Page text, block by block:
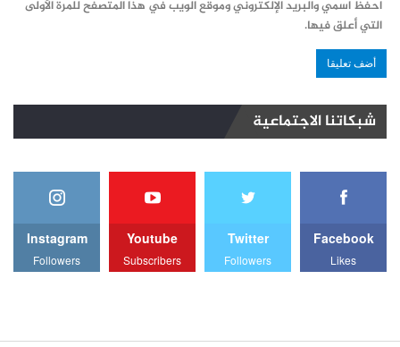
احفظ اسمي والبريد الإلكتروني وموقع الويب في هذا المتصفح للمرة الأولى
التي أعلق فيها.
شبكاتنا الاجتماعية
Facebook
Likes
Twitter
Followers
Youtube
Subscribers
Instagram
Followers